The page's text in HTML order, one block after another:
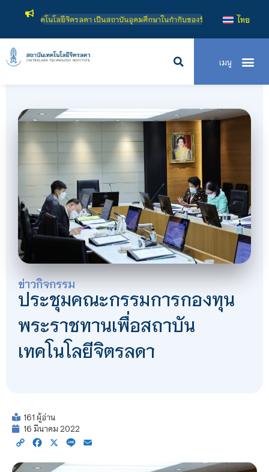
เป็นสถาบันอุดมศึกษาในกำกับของรัฐ เปิดหลักสูตรการเรียนการสอน 3 ระดับ คือ
ไทย
ข่าวกิจกรรม
ประชุมคณะกรรมการกองทุน
พระราชทานเพื่อสถาบัน
เทคโนโลยีจิตรลดา
161 ผู้อ่าน
16 มีนาคม 2022
Copy Facebook
X Line